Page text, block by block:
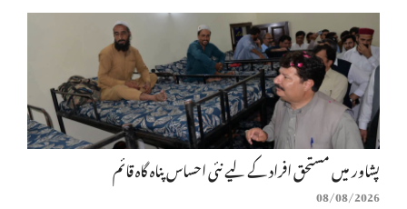
پشاور میں مستحق افراد کے لیے نئی احساس پناہ گاہ قائم
08/08/2026